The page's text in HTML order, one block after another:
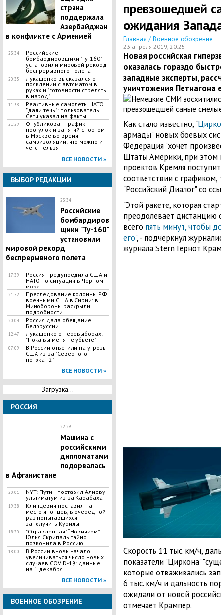
страна
поддержала
Азербайджан
в конфликте с Арменией
23:34
Российские
бомбардировщики "Ту-160"
установили мировой рекорд
беспрерывного полета
20:35
Лукашенко высказался о
появлении с автоматом в
руках и "готовности стрелять
в народ"
11:38
​Реактивные самолеты НАТО
"дали течь": пользователь
Сети указал на факты
21:29
Опубликован график
прогулок и занятий спортом
в Москве во время
самоизоляции: что можно и
чего нельзя
ВСЕ НОВОСТИ »
ВЫБОР РЕДАКЦИИ
23:34
Российские
бомбардиров
щики "Ту-160"
установили
мировой рекорд
беспрерывного полета
17:39
Россия предупредила США и
НАТО по ситуации в Черном
море
21:52
Преследование колонны РФ
военными США в Сирии: в
Минобороны раскрыли
подробности
20:04
Россия дала обещание
Белоруссии
12:47
​Лукашенко о перевыборах:
"Пока вы меня не убьете"
07:09
В России ответили на угрозы
США из-за "Северного
потока - 2"
ВСЕ НОВОСТИ »
Загрузка...
РОССИЯ
22:29
Машина с
российскими
дипломатами
подорвалась
в Афганистане
20:01
​NYT: Путин поставил Алиеву
ультиматум из-за Карабаха
19:38
​Клинцевич поставил на
место японцев, в очередной
раз попытавшихся
заполучить Курилы
18:30
​"Отравленная" “Новичком”
Юлия Скрипаль тайно
позвонила в Россию
18:00
​В России вновь начало
увеличиваться число новых
случаев COVID-19: данные
на 1 декабря
ВСЕ НОВОСТИ »
ВОЕННОЕ ОБОЗРЕНИЕ
превзошедшей
ожидания
Главная / Военное обозрение
23 апреля 2019, 20:25
Новая российская
оказалась гораздо
западные эксперты,
уничтожения Петнагона
Как стало известно, "
армады" новых боевых
Федерация "хочет
Штаты Америки, при этом
проектов Кремля
соответствии с графиком,
"Российский Диалог" со
"Этой ракете, которая
преодолевает дистанцию
всего пять минут, чтобы
его", - подчеркнул
журнала Stern Гернот
Скорость 11 тыс. км/ч,
показатели "Циркона"
которые отваживались
6 тыс. км/ч и дальность
ожидали от новой
отмечает Крампер.